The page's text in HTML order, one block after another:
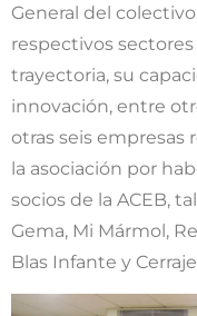
General del
respectivos
trayectoria, su
innovación, entre
otras seis
la asociación por
socios de la ACEB,
Gema, Mi Mármol,
Blas Infante y